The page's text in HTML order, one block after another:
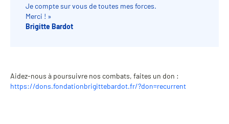
Je compte sur vous de toutes mes forces.
Merci ! »
Brigitte Bardot
Aidez-nous à poursuivre nos combats, faites un don :
https://dons.fondationbrigittebardot.fr/?don=recurrent